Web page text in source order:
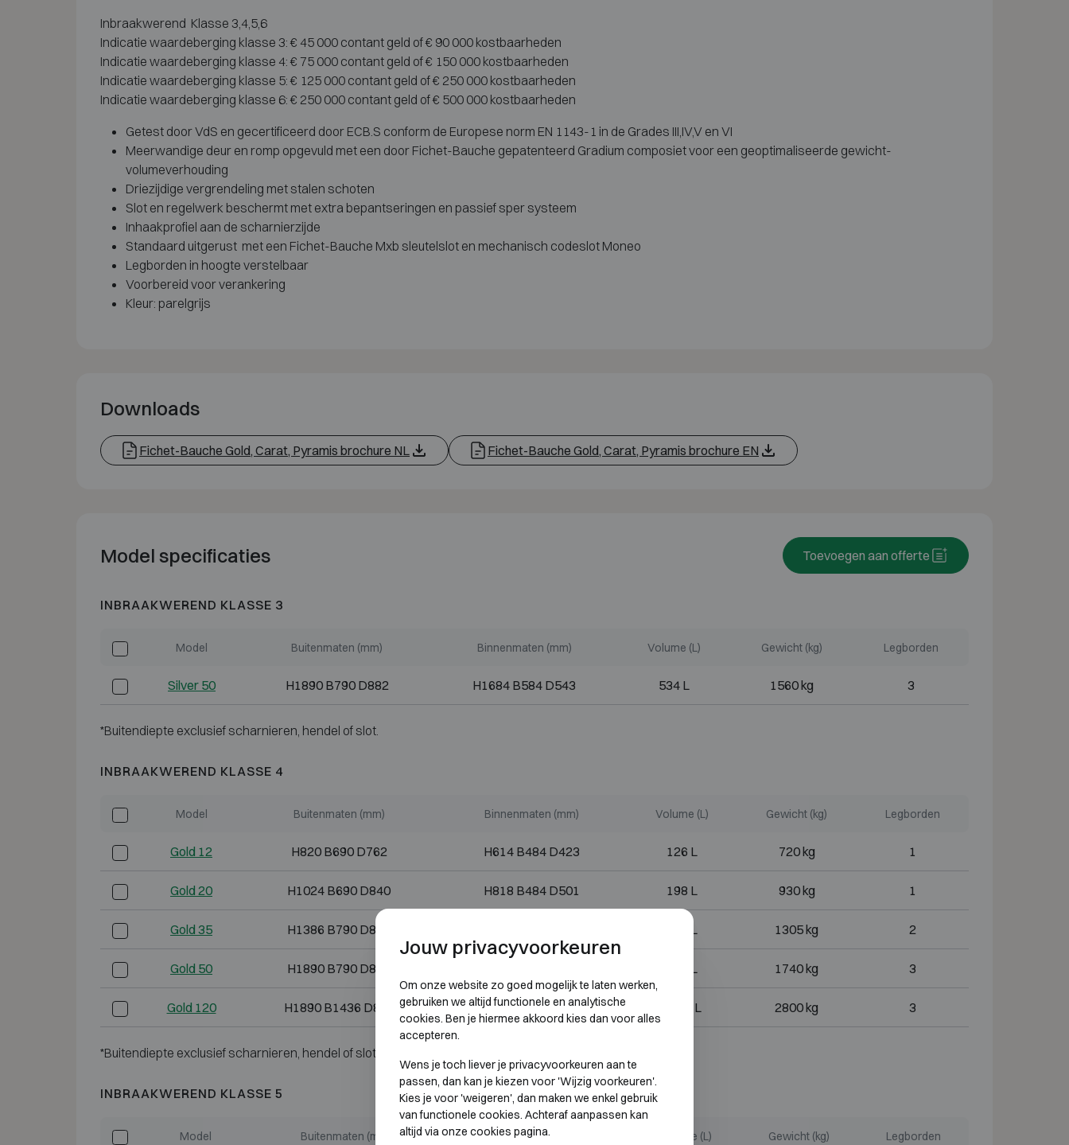
Inbraakwerend Klasse 3,4,5,6
Indicatie waardeberging klasse 3: € 45 000 contant geld of € 90 000 kostbaarheden
Indicatie waardeberging klasse 4: € 75 000 contant geld of € 150 000 kostbaarheden
Indicatie waardeberging klasse 5: € 125 000 contant geld of € 250 000 kostbaarheden
Indicatie waardeberging klasse 6: € 250 000 contant geld of € 500 000 kostbaarheden
Getest door VdS en gecertificeerd door ECB.S conform de Europese norm EN 1143-1 in de Grades III,IV,V en VI
Meerwandige deur en romp opgevuld met een door Fichet-Bauche gepatenteerd Gradium composiet voor een geoptimaliseerde gewicht-
volumeverhouding
Driezijdige vergrendeling met stalen schoten
Slot en regelwerk beschermt met extra bepantseringen en passief sper systeem
Inhaakprofiel aan de scharnierzijde
Standaard uitgerust met een Fichet-Bauche Mxb sleutelslot en mechanisch codeslot Moneo
Legborden in hoogte verstelbaar
Voorbereid voor verankering
Kleur: parelgrijs
Downloads
Fichet-Bauche Gold, Carat, Pyramis brochure NL Fichet-Bauche Gold, Carat, Pyramis brochure EN
Model specificaties Toevoegen aan offerte
INBRAAKWEREND KLASSE 3
Model Buitenmaten (mm) Binnenmaten (mm) Volume (L) Gewicht (kg) Legborden
Silver 50 H1890 B790 D882 H1684 B584 D543 534 L 1560 kg 3
*Buitendiepte exclusief scharnieren, hendel of slot.
INBRAAKWEREND KLASSE 4
Model Buitenmaten (mm) Binnenmaten (mm) Volume (L) Gewicht (kg) Legborden
Gold 12 H820 B690 D762 H614 B484 D423 126 L 720 kg 1
Gold 20 H1024 B690 D840 H818 B484 D501 198 L 930 kg 1
Gold 35 H1386 B790 D882 374 L 1305 kg 2
Gold 50 H1890 B790 D882 534 L 1740 kg 3
Gold 120 H1890 B1436 D882 H1684 B1230 D543 1125 L 2800 kg 3
*Buitendiepte exclusief scharnieren, hendel of slot.
INBRAAKWEREND KLASSE 5
Model Buitenmaten (mm) Binnenmaten (mm) Volume (L) Gewicht (kg) Legborden
Jouw privacyvoorkeuren
Om onze website zo goed mogelijk te laten werken,
gebruiken we altijd functionele en analytische
cookies. Ben je hiermee akkoord kies dan voor alles
accepteren.
Wens je toch liever je privacyvoorkeuren aan te
passen, dan kan je kiezen voor 'Wijzig voorkeuren'.
Kies je voor 'weigeren', dan maken we enkel gebruik
van functionele cookies. Achteraf aanpassen kan
altijd via onze cookies pagina.